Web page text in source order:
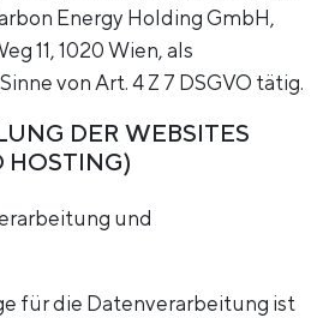
Energy Holding GmbH,
11, 1020 Wien, als
von Art. 4 Z 7 DSGVO tätig.
DER WEBSITES
HOSTING)
und
für die Datenverarbeitung ist